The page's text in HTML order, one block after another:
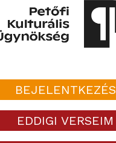
BEJELENTKEZÉS
EDDIGI VERSEIM